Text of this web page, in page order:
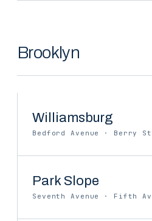
Brooklyn
Williamsburg
Bedford Avenue · Berry
Park Slope
Seventh Avenue · Fifth